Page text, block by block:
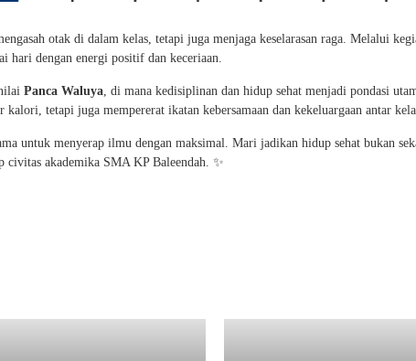
otak di dalam kelas, tetapi juga menjaga keselarasan raga. Melalui
hari dengan energi positif dan keceriaan.
Panca Waluya , di mana kedisiplinan dan hidup sehat menjadi pondasi
tetapi juga mempererat ikatan kebersamaan dan kekeluargaan antar
untuk menyerap ilmu dengan maksimal. Mari jadikan hidup sehat bukan
civitas akademika SMA KP Baleendah. ✨